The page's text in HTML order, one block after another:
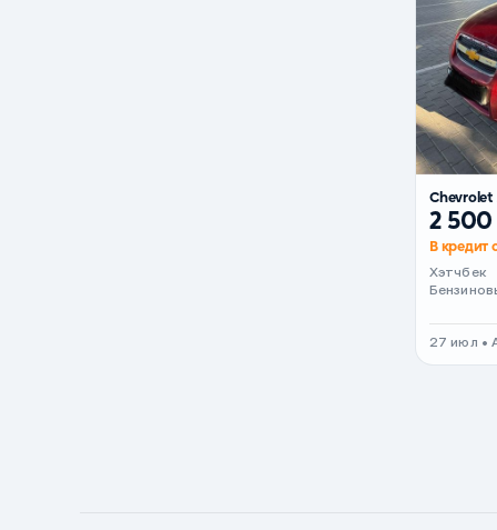
Chevrolet
2
В кредит
Хэтчбек
27 июл •